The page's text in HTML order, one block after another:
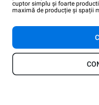
cuptor simplu și foarte
maximă de producție și spații